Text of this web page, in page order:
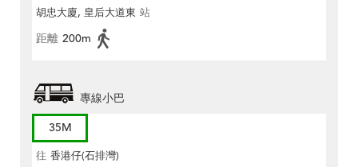
胡忠大廈, 皇后大道東 站
距離 200m
專線小巴
35M
往 香港仔(石排灣)